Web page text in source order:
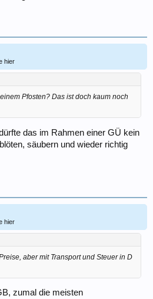
hier
Pfosten? Das ist doch kaum noch
das im Rahmen einer GÜ kein
säubern und wieder richtig
hier
aber mit Transport und Steuer in D
zumal die meisten